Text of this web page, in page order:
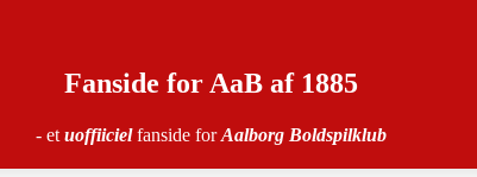
Fanside for AaB af 1885
- et uoffiicielfanside forAalborg Boldspilklub